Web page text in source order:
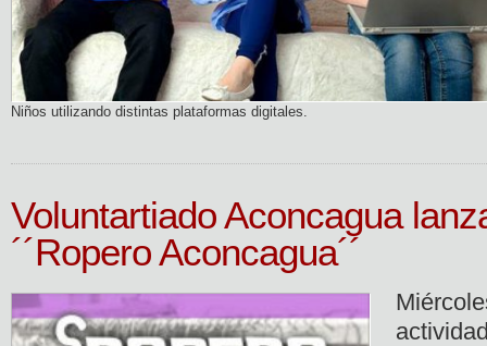
Niños utilizando distintas plataformas digitales.
Voluntartiado Aconcagua
´´Ropero Aconcagua´´